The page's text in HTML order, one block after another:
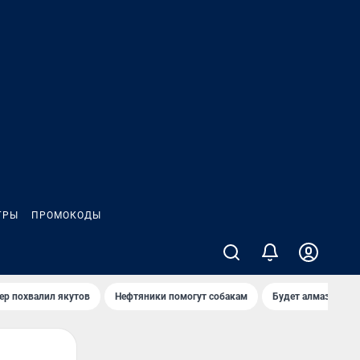
ПРОМОКОДЫ
похвалил якутов Нефтяники помогут собакам Будет алмазный